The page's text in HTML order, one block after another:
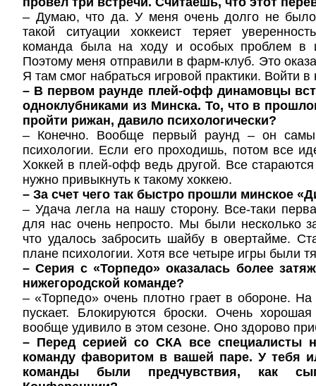
– Думаю, что да. У меня очень долго не было
такой ситуации хоккеист теряет
команда была на ходу и особых проблем в
Поэтому меня отправили в фарм-клуб. Это
Я там смог набраться игровой практики. Войти
– В первом раунде плей-офф динамовцы
одноклубниками из Минска. То, что в
пройти рижан, давило психологически?
– Конечно. Вообще первый раунд – он
психологии. Если его проходишь, потом все
Хоккей в плей-офф ведь другой. Все
нужно привыкнуть к такому хоккею.
– За счет чего так быстро прошли минское
– Удача легла на нашу сторону. Все-таки
для нас очень непросто. Мы были несколько
что удалось забросить шайбу в овертайме.
плане психологии. Хотя все четыре игры были
– Серия с «Торпедо» оказалась более
нижегородской команде?
– «Торпедо» очень плотно грает в обороне. На
пускает. Блокируются броски. Очень
вообще удивило в этом сезоне. Оно здорово
– Перед серией со СКА все специалисты
команду фаворитом в вашей паре. У тебя
команды были предчувствия, как